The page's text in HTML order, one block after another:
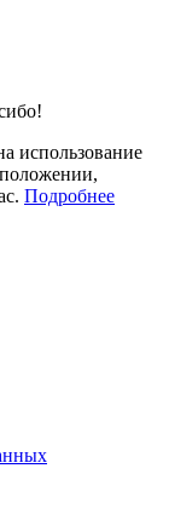
использование
Подробнее